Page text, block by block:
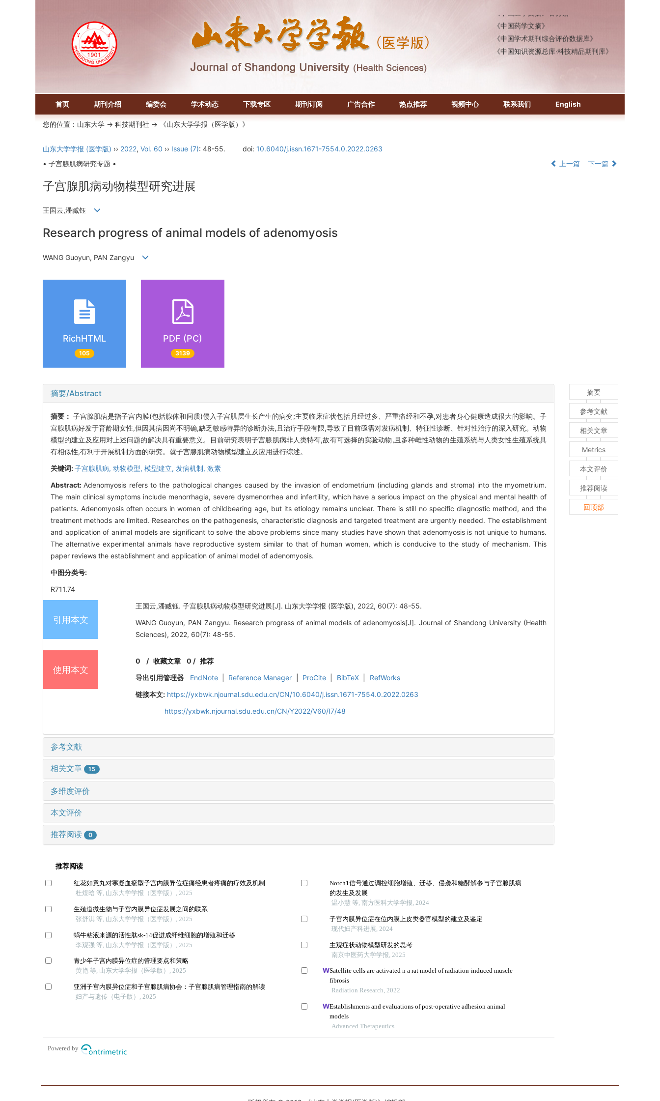
《中国药学文摘》
《中国学术期刊综合评价数据库》
《中国知识资源总库·科技精品期刊库》
首页 期刊介绍 编委会 学术动态 下载专区 期刊订阅 广告合作 热点推荐 视频中心 联系我们 English
您的位置： 山东大学 -> 科技期刊社 -> 《山东大学学报（医学版）》
山东大学学报 (医学版) ›› 2022, Vol. 60 ›› Issue (7): 48-55. doi: 10.6040/j.issn.1671-7554.0.2022.0263
• 子宫腺肌病研究专题 •
上一篇 下一篇
子宫腺肌病动物模型研究进展
王国云,潘臧钰
Research progress of animal models of adenomyosis
WANG Guoyun, PAN Zangyu
RichHTML
105
PDF (PC)
3139
摘要/Abstract
摘要： 子宫腺肌病是指子宫内膜(包括腺体和间质)侵入子宫肌层生长产生的病变;主要临床症状包括月经过多、严重痛经和不孕,对患者身心健康造成很大的影响。子
宫腺肌病好发于育龄期女性,但因其病因尚不明确,缺乏敏感特异的诊断办法,且治疗手段有限,导致了目前亟需对发病机制、特征性诊断、针对性治疗的深入研究。动物
模型的建立及应用对上述问题的解决具有重要意义。目前研究表明子宫腺肌病非人类特有,故有可选择的实验动物,且多种雌性动物的生殖系统与人类女性生殖系统具
有相似性,有利于开展机制方面的研究。就子宫腺肌病动物模型建立及应用进行综述。
关键词:子宫腺肌病, 动物模型, 模型建立, 发病机制, 激素
Abstract: Adenomyosis refers to the pathological changes caused by the invasion of endometrium (including glands and stroma) into the myometrium.
The main clinical symptoms include menorrhagia, severe dysmenorrhea and infertility, which have a serious impact on the physical and mental health of
patients. Adenomyosis often occurs in women of childbearing age, but its etiology remains unclear. There is still no specific diagnostic method, and the
treatment methods are limited. Researches on the pathogenesis, characteristic diagnosis and targeted treatment are urgently needed. The establishment
and application of animal models are significant to solve the above problems since many studies have shown that adenomyosis is not unique to humans.
The alternative experimental animals have reproductive system similar to that of human women, which is conducive to the study of mechanism. This
paper reviews the establishment and application of animal model of adenomyosis.
中图分类号:
R711.74
引用本文
王国云,潘臧钰. 子宫腺肌病动物模型研究进展[J]. 山东大学学报 (医学版), 2022, 60(7): 48-55.
WANG Guoyun, PAN Zangyu. Research progress of animal models of adenomyosis[J]. Journal of Shandong University (Health
Sciences), 2022, 60(7): 48-55.
使用本文
0 /收藏文章 0 / 推荐
导出引用管理器
EndNote Reference Manager ProCite BibTeX
RefWorks
链接本文: https://yxbwk.njournal.sdu.edu.cn/CN/10.6040/j.issn.1671-7554.0.2022.0263
https://yxbwk.njournal.sdu.edu.cn/CN/Y2022/V60/I7/48
参考文献
相关文章 15
多维度评价
本文评价
推荐阅读 0
摘要
参考文献
相关文章
Metrics
本文评价
推荐阅读
回顶部